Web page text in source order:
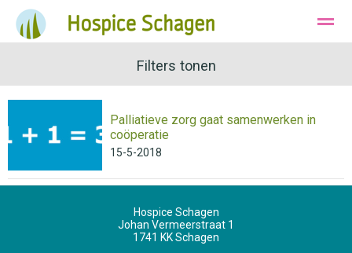
Huisvesting Wie zijn wij
Bellen Instagram E-mail
Filters tonen
Palliatieve zorg gaat samenwerken in
coöperatie
15-5-2018
Hospice Schagen
Johan Vermeerstraat 1
1741 KKSchagen